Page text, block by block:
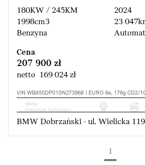
180KW / 245KM
1998cm3
Benzyna
2024
23
Cena
207 900 zł
netto 169 024 zł
VIN WBA55DP010N273968 | EURO 6e, 176g CO2/
BMW Dobrzański - ul. Wielicka
1